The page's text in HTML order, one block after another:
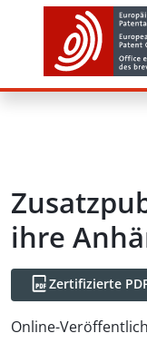
ihre
Zertifizierte
Online-